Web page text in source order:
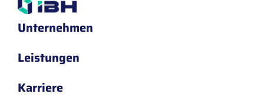
Unternehmen
Leistungen
Karriere